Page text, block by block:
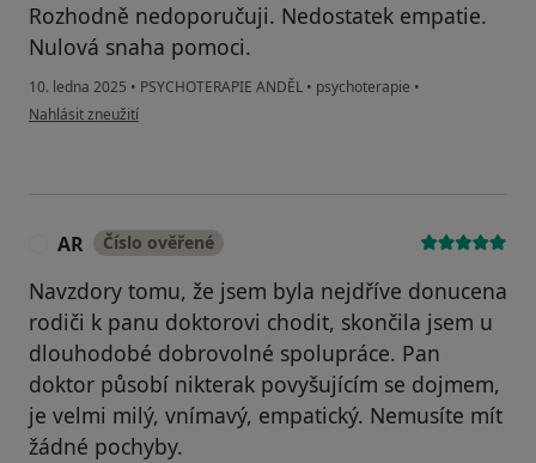
Rozhodně nedoporučuji. Nedostatek empatie.
Nulová snaha pomoci.
10. ledna 2025 • PSYCHOTERAPIE ANDĚL • psychoterapie •
podle názoru uživatele Katerina
Nahlásit zneužití
AR Číslo ověřené
Navzdory tomu, že jsem byla nejdříve donucena
rodiči k panu doktorovi chodit, skončila jsem u
dlouhodobé dobrovolné spolupráce. Pan
doktor působí nikterak povyšujícím se dojmem,
je velmi milý, vnímavý, empatický. Nemusíte mít
žádné pochyby.